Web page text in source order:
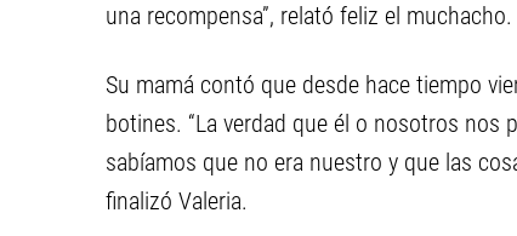
una recompensa”, relató feliz el muchacho.
Su mamá contó que desde hace tiempo
botines. “La verdad que él o nosotros nos
sabíamos que no era nuestro y que las
finalizó Valeria.